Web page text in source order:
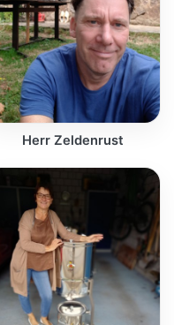
Herr Zeldenrust